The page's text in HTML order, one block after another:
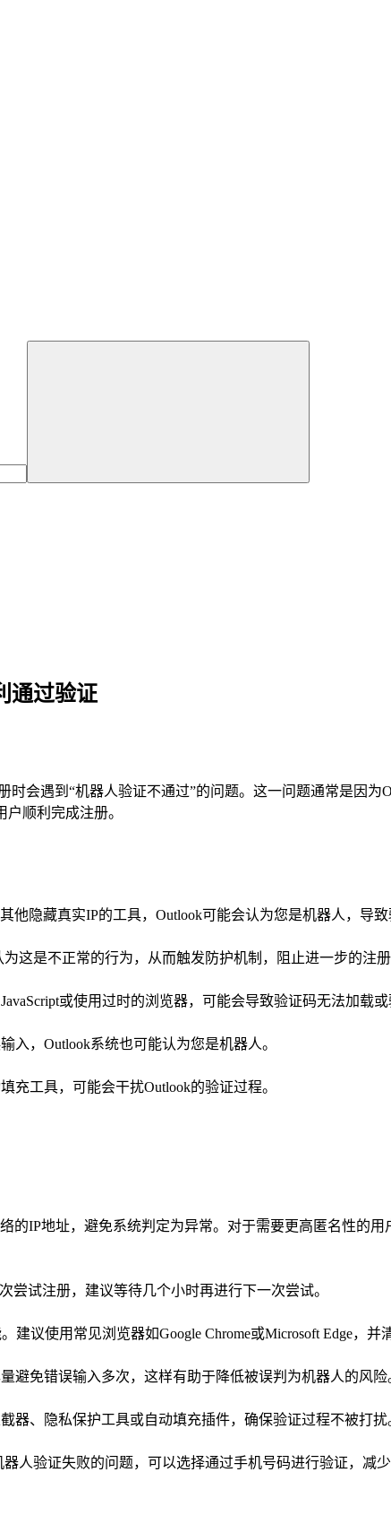
通过验证
会遇到“机器人验证不通过”的问题。这一问题通常是因
顺利完成注册。
隐藏真实IP的工具，Outlook可能会认为您是机器人，导致
这是不正常的行为，从而触发防护机制，阻止进一步的注册
或使用过时的浏览器，可能会导致验证码无法加载或
入，Outlook系统也可能认为您是机器人。
充工具，可能会干扰Outlook的验证过程。
的IP地址，避免系统判定为异常。对于需要更高匿名性的
试注册，建议等待几个小时再进行下一次尝试。
建议使用常见浏览器如Google Chrome或Microsoft Edge，
免错误输入多次，这样有助于降低被误判为机器人的风险
、隐私保护工具或自动填充插件，确保验证过程不被打扰
人验证失败的问题，可以选择通过手机号码进行验证，减